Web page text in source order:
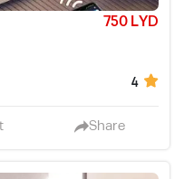
750 LYD
4
Share